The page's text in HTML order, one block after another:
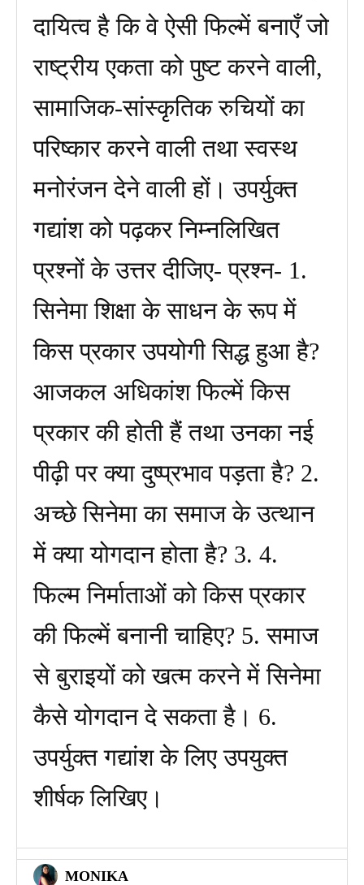
दायित्व है कि वे ऐसी फिल्में बनाएँ जो
राष्ट्रीय एकता को पुष्ट करने वाली,
सामाजिक-सांस्कृतिक रुचियों का
परिष्कार करने वाली तथा स्वस्थ
मनोरंजन देने वाली हों। उपर्युक्त
गद्यांश को पढ़कर निम्नलिखित
प्रश्नों के उत्तर दीजिए- प्रश्न- 1.
सिनेमा शिक्षा के साधन के रूप में
किस प्रकार उपयोगी सिद्ध हुआ है?
आजकल अधिकांश फिल्में किस
प्रकार की होती हैं तथा उनका नई
पीढ़ी पर क्या दुष्प्रभाव पड़ता है? 2.
अच्छे सिनेमा का समाज के उत्थान
में क्या योगदान होता है? 3. 4.
फिल्म निर्माताओं को किस प्रकार
की फिल्में बनानी चाहिए? 5. समाज
से बुराइयों को खत्म करने में सिनेमा
कैसे योगदान दे सकता है। 6.
उपर्युक्त गद्यांश के लिए उपयुक्त
शीर्षक लिखिए।​
MONIKA